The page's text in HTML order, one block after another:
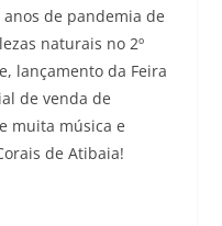
de pandemia de
naturais no 2º
lançamento da Feira
de venda de
muita música e
de Atibaia!